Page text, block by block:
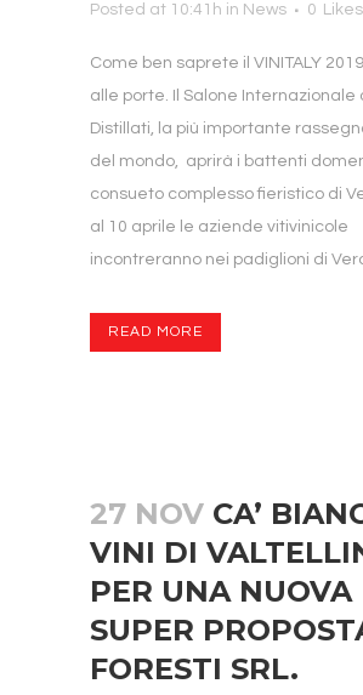
Posted at 10:41h in News 0 Likes
Come ben saprete il VINITALY
alle porte. Il Salone Internazionale
Distillati, la più importante
del mondo, aprirà i battenti
consueto complesso fieristico di
al 10 aprile le aziende vitivinicole
incontreranno nei padiglioni di
READ MORE
27 NOV CA’
VINI DI
PER UNA NUOVA
SUPER
FORESTI SRL.